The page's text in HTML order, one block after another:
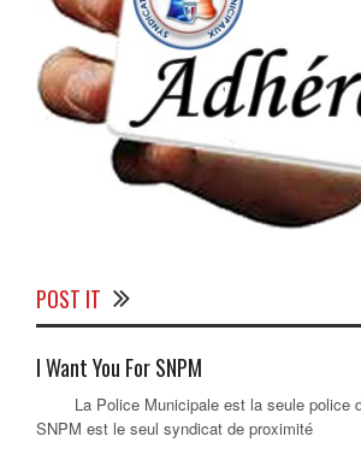
POST IT
I Want You For SNPM
La Police Municipale est la seule police
SNPM est le seul syndicat de proximité